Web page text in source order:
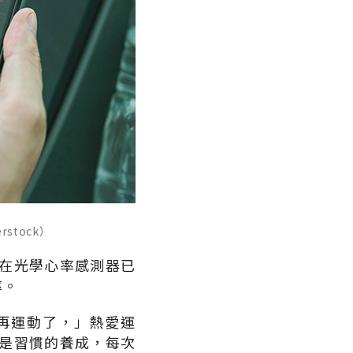
）
光學心率感測器已
運動了，」熱愛運
習慣的養成，每次